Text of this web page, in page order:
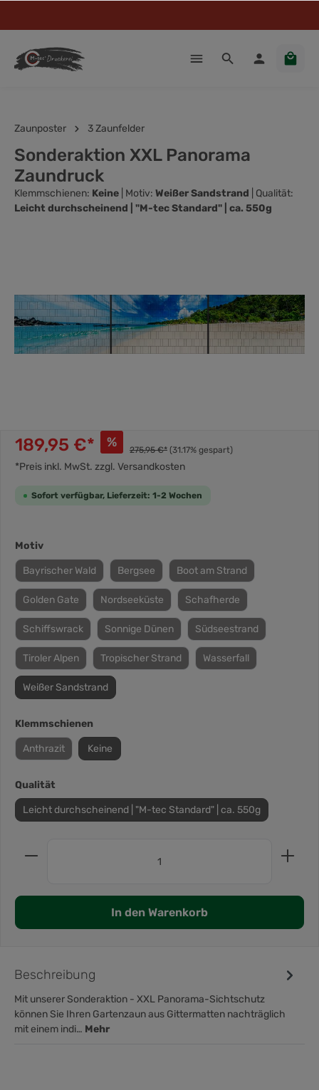
Zaunposter 3 Zaunfelder
Sonderaktion XXL Panorama
Zaundruck
Klemmschienen: Keine | Motiv: Weißer Sandstrand
| Qualität:
Leicht durchscheinend | "M-tec Standard" | ca. 550g
189,95 €* % 275,95 €* (31.17% gespart)
*Preis inkl. MwSt. zzgl. Versandkosten
Sofort verfügbar, Lieferzeit: 1-2 Wochen
Motiv
Bayrischer Wald Bergsee Boot am Strand
Golden Gate Nordseeküste Schafherde
Schiffswrack Sonnige Dünen Südseestrand
Tiroler Alpen Tropischer Strand Wasserfall
Weißer Sandstrand
Klemmschienen
Anthrazit Keine
Qualität
Leicht durchscheinend | "M-tec Standard" | ca. 550g
In den Warenkorb
Beschreibung
Mit unserer Sonderaktion - XXL Panorama-Sichtschutz
können Sie Ihren Gartenzaun aus Gittermatten nachträglich
mit einem indi… Mehr